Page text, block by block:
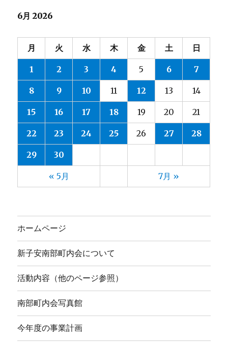
6月 2026
月 火 水 木 金 土 日
1 2 3 4 5 6 7
8 9 10 11 12 13 14
15 16 17 18 19 20 21
22 23 24 25 26 27 28
29 30
« 5月 7月 »
ホームページ
新子安南部町内会について
活動内容（他のページ参照）
南部町内会写真館
今年度の事業計画